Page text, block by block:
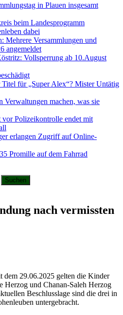
in Plauen insgesamt
beim Landesprogramm
dabei
Mehrere Versammlungen und
angemeldet
Vollsperrung ab 10.August
Titel für „Super Alex“? Mister Untätig
Verwaltungen machen, was sie
vor Polizeikontrolle endet mit
erlangen Zugriff auf Online-
Promille auf dem Fahrrad
nach vermissten
29.06.2025 gelten die Kinder
Herzog und Chanan-Saleh Herzog
Beschlusslage sind die drei in
untergebracht.